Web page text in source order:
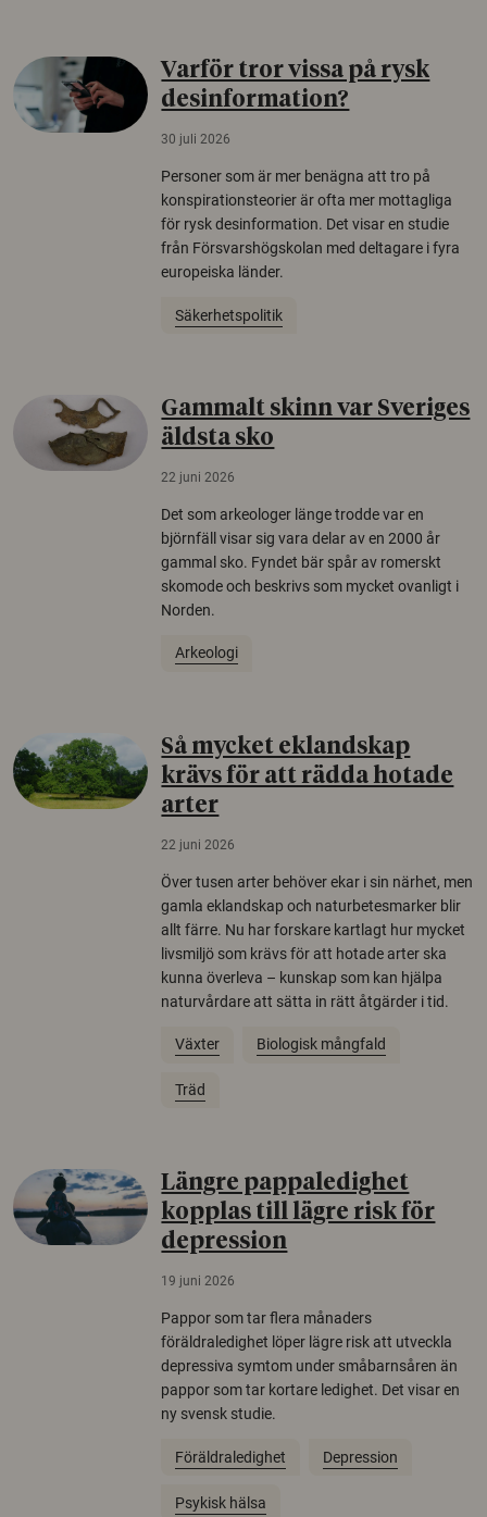
Varför tror vissa på rysk
desinformation?
30 juli 2026
Personer som är mer benägna att tro på
konspirationsteorier är ofta mer mottagliga
för rysk desinformation. Det visar en studie
från Försvarshögskolan med deltagare i fyra
europeiska länder.
Säkerhetspolitik
Gammalt skinn var Sveriges
äldsta sko
22 juni 2026
Det som arkeologer länge trodde var en
björnfäll visar sig vara delar av en 2000 år
gammal sko. Fyndet bär spår av romerskt
skomode och beskrivs som mycket ovanligt i
Norden.
Arkeologi
Så mycket eklandskap
krävs för att rädda hotade
arter
22 juni 2026
Över tusen arter behöver ekar i sin närhet, men
gamla eklandskap och naturbetesmarker blir
allt färre. Nu har forskare kartlagt hur mycket
livsmiljö som krävs för att hotade arter ska
kunna överleva – kunskap som kan hjälpa
naturvårdare att sätta in rätt åtgärder i tid.
Växter Biologisk mångfald
Träd
Längre pappaledighet
kopplas till lägre risk för
depression
19 juni 2026
Pappor som tar flera månaders
föräldraledighet löper lägre risk att utveckla
depressiva symtom under småbarnsåren än
pappor som tar kortare ledighet. Det visar en
ny svensk studie.
Föräldraledighet Depression
Psykisk hälsa